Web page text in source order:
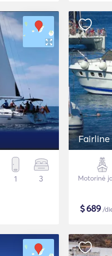
1 3
Fairline
Motorinė
$689/